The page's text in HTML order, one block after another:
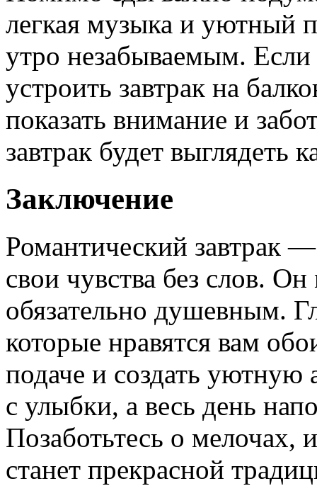
легкая музыка и уютный
утро незабываемым.
устроить завтрак на
показать внимание и
завтрак будет выглядеть
Заключение
Романтический завтрак
свои чувства без слов.
обязательно душевным.
которые нравятся вам
подаче и создать уютную
с улыбки, а весь день
Позаботьтесь о мелочах,
станет прекрасной